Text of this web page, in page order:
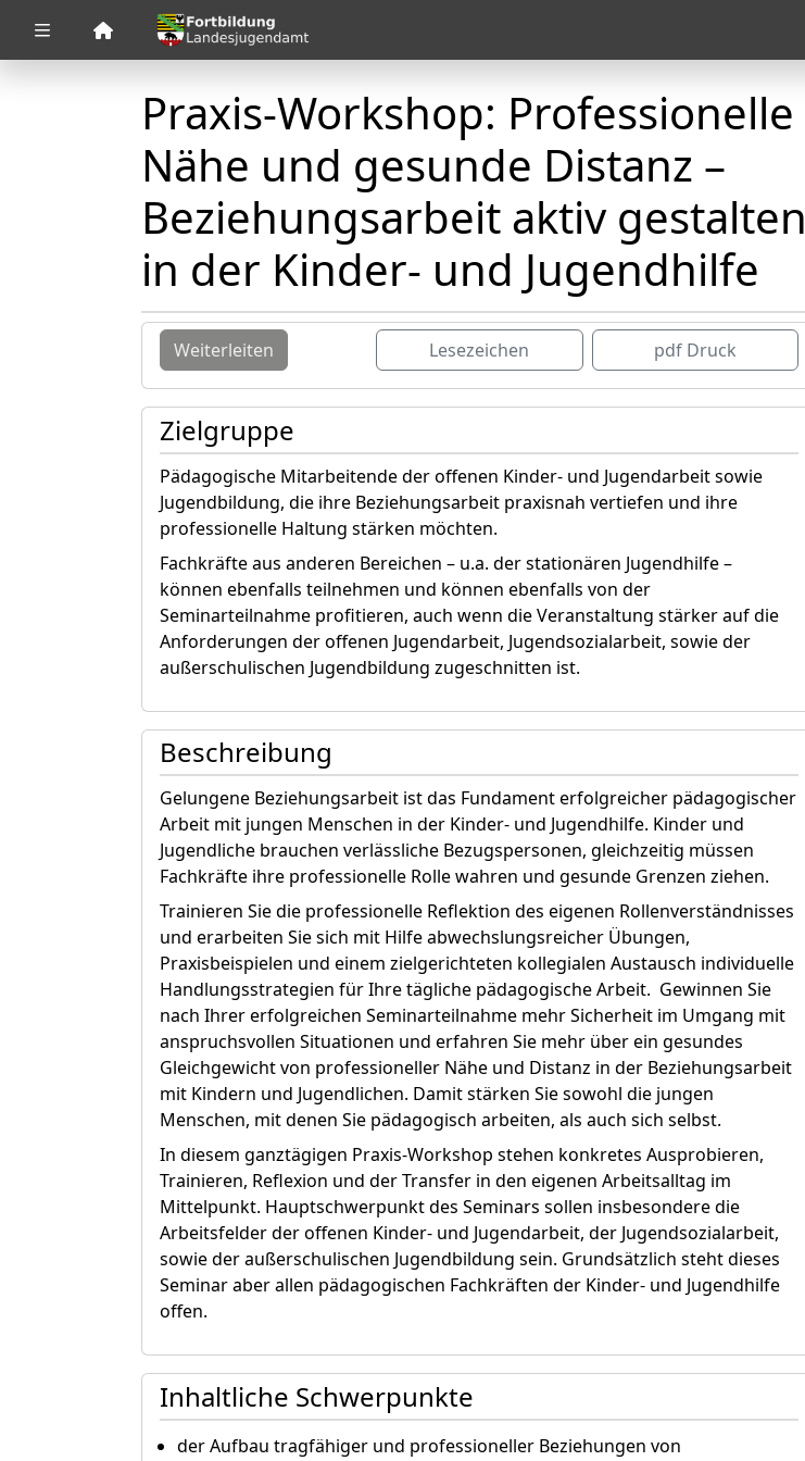
Zuklappen
Praxis-Workshop: Professionelle
Nähe und gesunde Distanz –
Beziehungsarbeit aktiv gestalten
in der Kinder- und Jugendhilfe
Weiterleiten Lesezeichen pdf Druck
Zielgruppe
Pädagogische Mitarbeitende der offenen Kinder- und Jugendarbeit sowie
Jugendbildung, die ihre Beziehungsarbeit praxisnah vertiefen und ihre
professionelle Haltung stärken möchten.
Fachkräfte aus anderen Bereichen – u.a. der stationären Jugendhilfe –
können ebenfalls teilnehmen und können ebenfalls von der
Seminarteilnahme profitieren, auch wenn die Veranstaltung stärker auf die
Anforderungen der offenen Jugendarbeit, Jugendsozialarbeit, sowie der
außerschulischen Jugendbildung zugeschnitten ist.
Beschreibung
Gelungene Beziehungsarbeit ist das Fundament erfolgreicher pädagogischer
Arbeit mit jungen Menschen in der Kinder- und Jugendhilfe. Kinder und
Jugendliche brauchen verlässliche Bezugspersonen, gleichzeitig müssen
Fachkräfte ihre professionelle Rolle wahren und gesunde Grenzen ziehen.
Trainieren Sie die professionelle Reflektion des eigenen Rollenverständnisses
und erarbeiten Sie sich mit Hilfe abwechslungsreicher Übungen,
Praxisbeispielen und einem zielgerichteten kollegialen Austausch individuelle
Handlungsstrategien für Ihre tägliche pädagogische Arbeit. Gewinnen Sie
nach Ihrer erfolgreichen Seminarteilnahme mehr Sicherheit im Umgang mit
anspruchsvollen Situationen und erfahren Sie mehr über ein gesundes
Gleichgewicht von professioneller Nähe und Distanz in der Beziehungsarbeit
mit Kindern und Jugendlichen. Damit stärken Sie sowohl die jungen
Menschen, mit denen Sie pädagogisch arbeiten, als auch sich selbst.
In diesem ganztägigen Praxis-Workshop stehen konkretes Ausprobieren,
Trainieren, Reflexion und der Transfer in den eigenen Arbeitsalltag im
Mittelpunkt. Hauptschwerpunkt des Seminars sollen insbesondere die
Arbeitsfelder der offenen Kinder- und Jugendarbeit, der Jugendsozialarbeit,
sowie der außerschulischen Jugendbildung sein. Grundsätzlich steht dieses
Seminar aber allen pädagogischen Fachkräften der Kinder- und Jugendhilfe
offen.
Inhaltliche Schwerpunkte
der Aufbau tragfähiger und professioneller Beziehungen von